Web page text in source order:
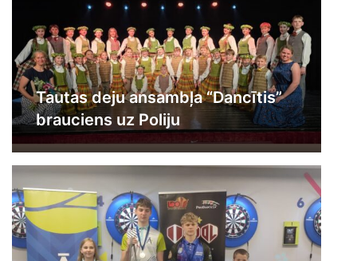
Tautas deju ansambļa “Dancītis”
brauciens uz Poliju